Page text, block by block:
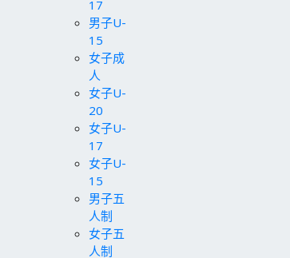
17
男子U-
15
女子成
人
女子U-
20
女子U-
17
女子U-
15
男子五
人制
女子五
人制